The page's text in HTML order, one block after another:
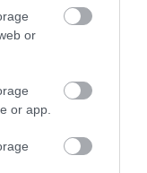
or
or app.
IS LEHET, MIRE
A P...
|Mindenki ügye